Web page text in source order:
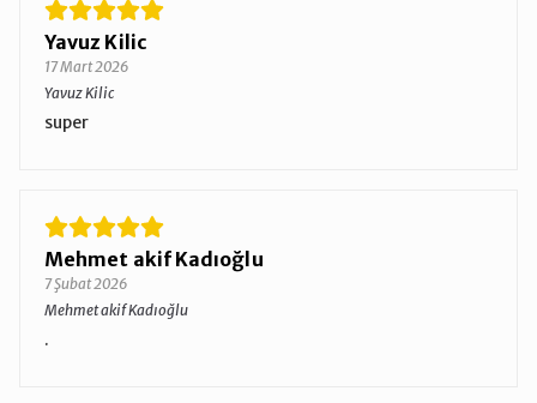
Yavuz Kilic
17 Mart 2026
Yavuz Kilic
super
Mehmet akif Kadıoğlu
7 Şubat 2026
Mehmet akif Kadıoğlu
.